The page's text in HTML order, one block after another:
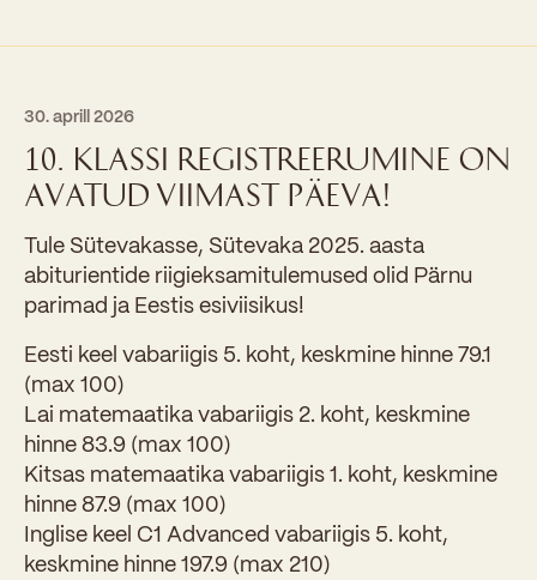
30. aprill 2026
10. KLASSI REGISTREERUMINE ON
AVATUD VIIMAST PÄEVA!
Tule Sütevakasse, Sütevaka 2025. aasta
abiturientide riigieksamitulemused olid Pärnu
parimad ja Eestis esiviisikus!
Eesti keel vabariigis 5. koht, keskmine hinne 79.1
(max 100)
Lai matemaatika vabariigis 2. koht, keskmine
hinne 83.9 (max 100)
Kitsas matemaatika vabariigis 1. koht, keskmine
hinne 87.9 (max 100)
Inglise keel C1 Advanced vabariigis 5. koht,
keskmine hinne 197.9 (max 210)